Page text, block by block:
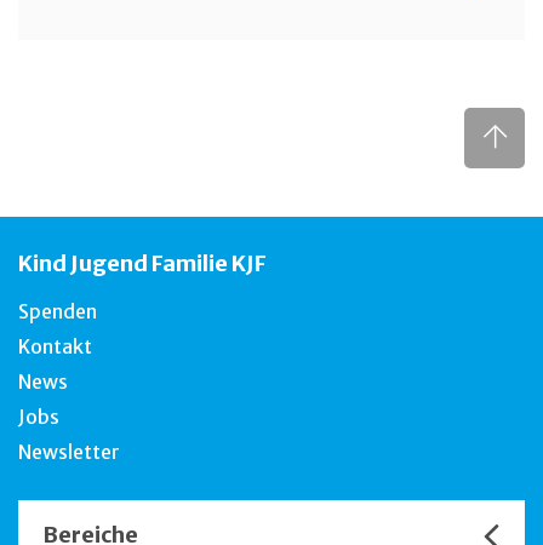
Kind Jugend Familie KJF
Spenden
Kontakt
News
Jobs
Newsletter
Bereiche